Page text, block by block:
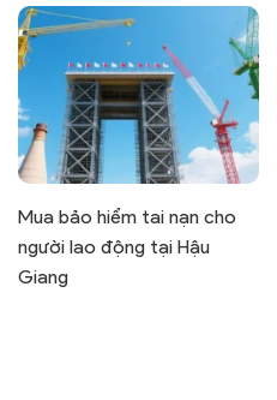
Mua bảo hiểm tai nạn cho
người lao động tại Hậu
Giang